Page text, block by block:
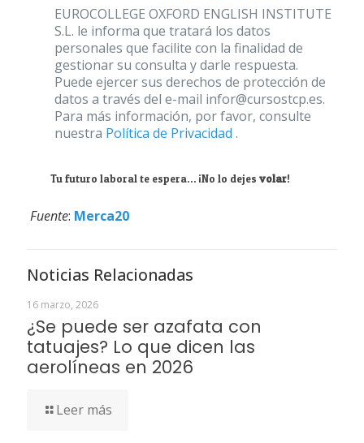
EUROCOLLEGE OXFORD ENGLISH INSTITUTE
S.L. le informa que tratará los datos
personales que facilite con la finalidad de
gestionar su consulta y darle respuesta.
Puede ejercer sus derechos de protección de
datos a través del e-mail infor@cursostcp.es.
Para más información, por favor, consulte
nuestra Política de Privacidad .
Tu futuro laboral te espera… ¡No lo dejes volar!
Fuente: Merca20
Noticias Relacionadas
16 marzo, 2026
¿Se puede ser azafata con
tatuajes? Lo que dicen las
aerolíneas en 2026
Leer más